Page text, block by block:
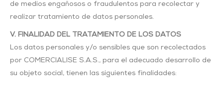
de medios engañosos o fraudulentos para recolectar y
realizar tratamiento de datos personales.
V. FINALIDAD DEL TRATAMIENTO DE LOS DATOS
Los datos personales y/o sensibles que son recolectados
por COMERCIALISE S.A.S., para el adecuado desarrollo de
su objeto social, tienen las siguientes finalidades: